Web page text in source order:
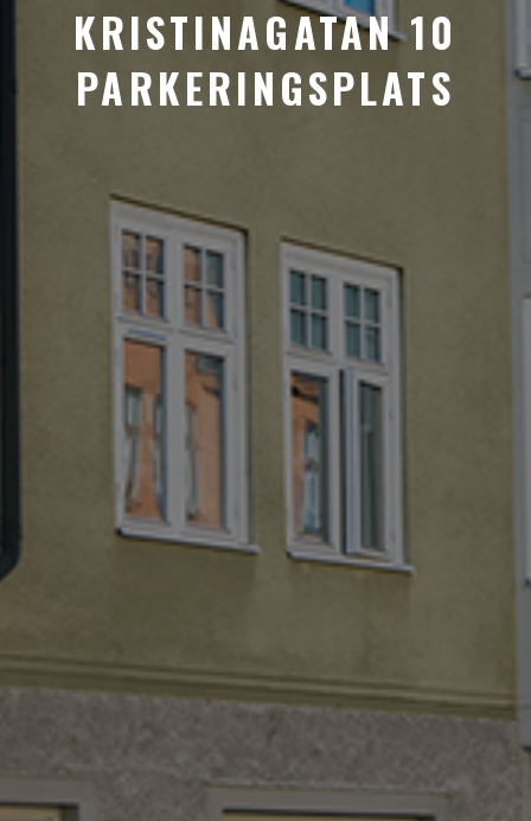
KRISTINAGATAN 10
PARKERINGSPLATS